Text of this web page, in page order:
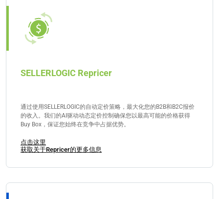
SELLERLOGIC Repricer
通过使用SELLERLOGIC的自动定价策略，最大化您的B2B和B2C报价
的收入。我们的AI驱动动态定价控制确保您以最高可能的价格获得
Buy Box，保证您始终在竞争中占据优势。
点击这里
获取关于Repricer的更多信息